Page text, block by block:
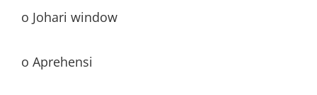
o Johari window
o Aprehensi